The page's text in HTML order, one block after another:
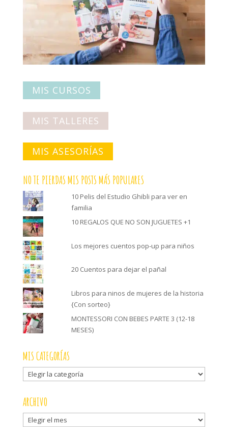
MIS CURSOS
MIS TALLERES
MIS ASESORÍAS
NO TE PIERDAS MIS POSTS MÁS POPULARES
10 Pelis del Estudio Ghibli para ver en
familia
10 REGALOS QUE NO SON JUGUETES +1
Los mejores cuentos pop-up para niños
20 Cuentos para dejar el pañal
Libros para ninos de mujeres de la historia
{Con sorteo}
MONTESSORI CON BEBES PARTE 3 (12-18
MESES)
MIS CATEGORÍAS
Mis
categorías
ARCHIVO
Archivo